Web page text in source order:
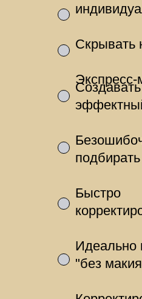
Скрывать
Создавать
Быстро
Идеально
"без